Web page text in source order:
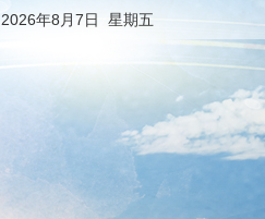
2026年8月7日 星期五